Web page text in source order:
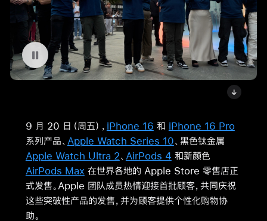
暂停播放视频
9 月 20 日（周五）， iPhone 16 和 iPhone 16 Pro
系列产品、 Apple Watch Series 10、黑色钛金属
Apple Watch Ultra 2、 AirPods 4 和新颜色
AirPods Max 在世界各地的 Apple Store 零售店正
式发售。Apple 团队成员热情迎接首批顾客，共同庆祝
这些突破性产品的发售，并为顾客提供个性化购物协
助。